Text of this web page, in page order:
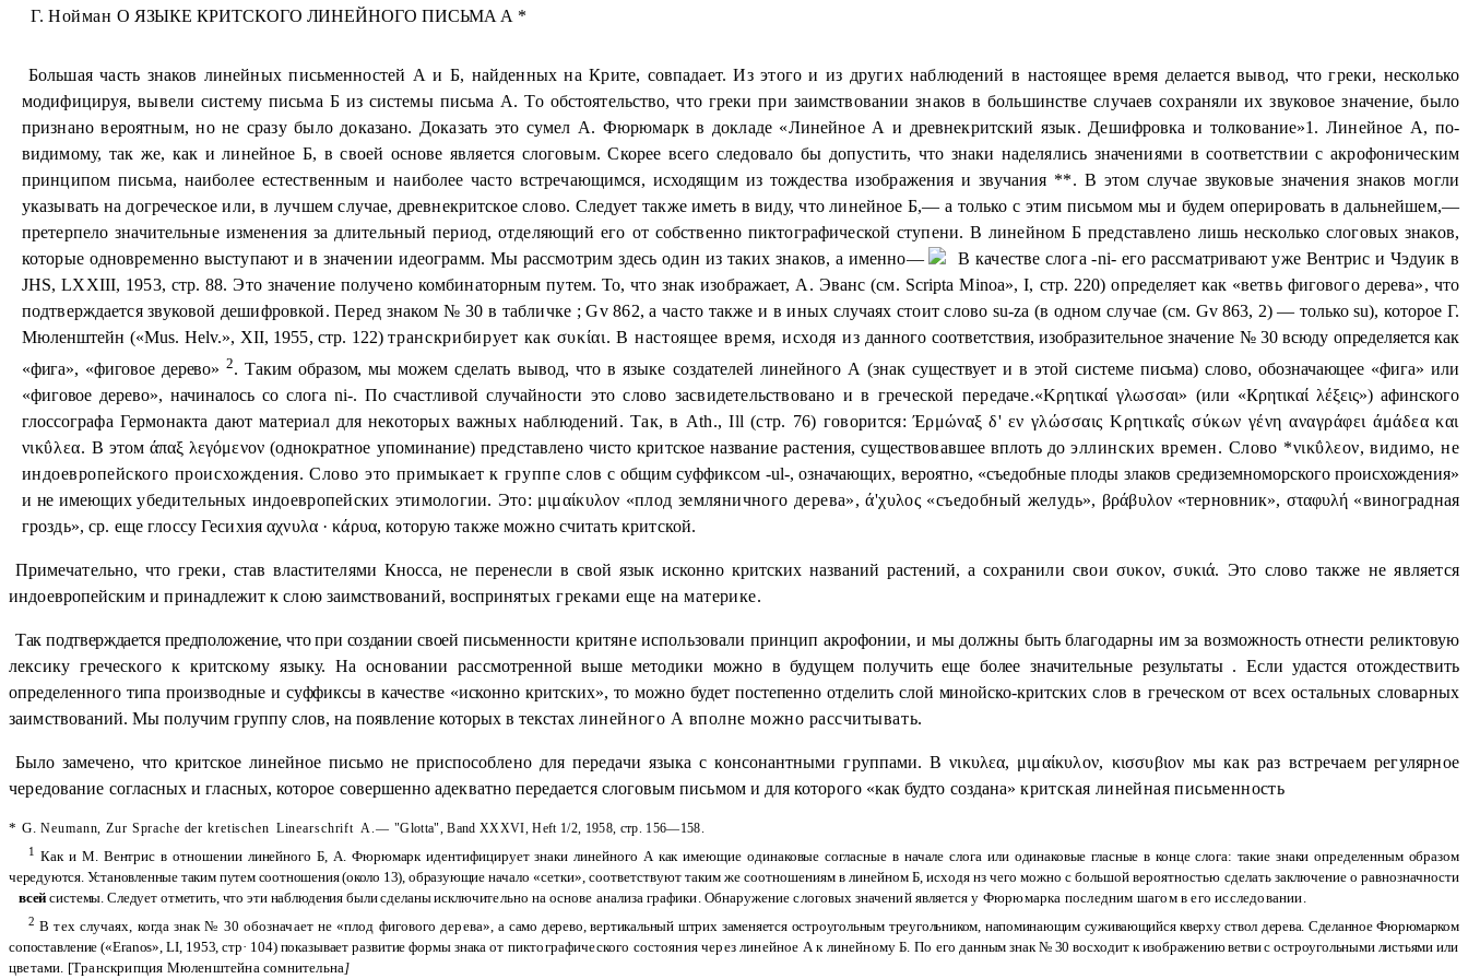
Г.Нойман О ЯЗЫКЕ КРИТСКОГО ЛИНЕЙНОГО ПИСЬМА А *
Большая часть знаков линейных письменностей А и Б, найденных на Крите, совпадает. Из этого и из других наблюдений в настоящее время делается вывод, что греки, несколько
модифицируя, вывели систему письма Б из системы письма А. То обстоятельство, что греки при заимствовании знаков в большинстве случаев сохраняли их звуковое значение, было
признано вероятным, но не сразу было доказано. Доказать это сумел А. Фюрюмарк в докладе «Линейное А и древнекритский язык. Дешифровка и толкование»1. Линейное А, по-
видимому, так же, как и линейное Б, в своей основе является слоговым. Скорее всего следовало бы допустить, что знаки наделялись значениями в соответствии с акрофоническим
принципом письма, наиболее естественным и наиболее часто встречающимся, исходящим из тождества изображения и звучания **. В этом случае звуковые значения знаков могли
указывать на догреческое или, в лучшем случае, древнекритское слово. Следует также иметь в виду, что линейное Б,— а только с этим письмом мы и будем оперировать в дальнейшем,—
претерпело значительные изменения за длительный период, отделяющий его от собственно пиктографической ступени. В линейном Б представлено лишь несколько слоговых знаков,
которые одновременно выступают и в значении идеограмм. Мы рассмотрим здесь один из таких знаков, а именно—
В качестве слога -ni- его рассматривают уже Вентрис и Чэдуик в
JHS, LXXIII, 1953, стр. 88. Это значение получено комбинаторным путем. То, что знак изображает, А. Эванс (см. Scripta Minoa», I, стр. 220) определяет как «ветвь фигового дерева», что
подтверждается звуковой дешифровкой. Перед знаком № 30 в табличке ; Gv 862, а часто также и в иных случаях стоит слово su-za (в одном случае (см. Gv863, 2) — толькоsu), которое Г.
Мюленштейн («Mus. Helv.», XII, 1955, стр. 122)транскрибирует как συκίαι.В настоящее время, исходя из данного соответствия, изобразительное значение № 30 всюду определяется как
«фига», «фиговое дерево»2. Таким образом, мыможем сделать вывод, что в языке создателей линейного А (знаксуществует и в этой системе письма) слово, обозначающее «фига» или
«фиговое дерево», начиналось со слога ni-. По счастливой слу­чайности это слово засвидетельствовано и в греческой передаче.«Κρητικαί γλωσσαι» (или «Кρητικαί λέξεις»)афинского
глоссографа Гермонакта дают материал для некоторых важных наблюдений. Так, в Ath.,Ill (стр. 76) говорится:Έρμώναξ δ' εν γλώσσαις Κρητικαΐς σύκων γένη αναγράφει άμάδεα και
νικΰλεα. В этом άπαξ λεγόμενον (однократное упоминание) представлено чисто критское название растения, существовавшее вплоть доэллинских времен. Слово *νικΰλεον,видимо, не
индоевропейского происхождения. Слово это примыкает к группе словс общим суффиксом -ul-, означающих, вероятно, «съедобные плоды злаков средиземноморского происхождения»
и не имеющихубедительных индоевропейских этимологии. Это: μιμαίκυλον «плод земляничного дерева»,ά'χυλος «съедобный желудь», βράβυλον «терновник», σταφυλή «виноградная
гроздь», ср. еще глоссу Гесихияαχνυλα · κάρυα,которую также можно считать критской.
Примечательно, что греки, став властителями Кносса, неперенесли в свой язык исконно критских названий растений, асохранили своиσυκον, συκιά. Это слово также не является
индоевропейским и принадлежит к слою заимствований, воспринятых греками еще на материке.
Так подтверждается предположение, что при создании своей письменности критяне использовали принцип акрофонии, и мы должны быть благодарны им за возможность отнести реликтовую
лексику греческого к критскому языку. На основании рассмотренной выше методики можно в будущем получить еще более значительные результаты . Если удастся отождествить
определенного типа производные и суффиксы в качестве «исконно критских», то можно будет постепенно отделить слой минойско-критских слов в греческом от всех остальных словарных
заимствований. Мы получим группу слов, на появление которых в текстахлинейного А вполне можно рассчитывать.
Было замечено, что критское линейное письмо не приспособлено для передачи языка с консонантными группами. Вνικυλεα, μιμαίκυλον, κισσυβιον мы как раз встречаем регулярное
чередование согласных и гласных, которое совершенно адекватно передается слоговым письмом и для которого «как будто создана»критская линейная письменность
* G. Neumann,Zur Sprache der kretischen Linearschrift A.— "Glotta",Band XXXVI,Heft1/2, 1958, стр. 156—158.
1 Как и М. Вентрис в отношении линейного Б, А. Фюрюмарк идентифи­цирует знаки линейного А как имеющие одинаковые согласные в начале слогаили одинаковые гласные в конце слога: такие знаки определенным образом
чередуются. Установленные таким путем соотношения (около 13), образующие начало «сетки», соответствуют таким же соотношениям в линейном Б , исходянз чего можно с большой вероятностью сделать заключение о равнозначности
всейсистемы. Следует отметить, что эти наблюдения были сделаны исключи­тельно на основе анализа графики. Обнаружение слоговых значений являетсяу Фюрюмарка последним шагом в его исследовании.
2 В тех случаях, когда знак № 30 обозначает не «плод фигового дерева»,а само дерево, вертикальный штрих заменяется остроугольным треугольником, напоминающим суживающийся кверху ствол дерева. Сделанное Фюрюмарком
сопоставление («Eranos»,LI, 1953, стр· 104) показывает развитие формы знакаот пиктографического состояния через линейное А к линейному Б. По его данным знак № 30 восходит к изображению ветви с остроугольными листьямиили
цветами. [Транскрипция Мюленштейна сомнительна]